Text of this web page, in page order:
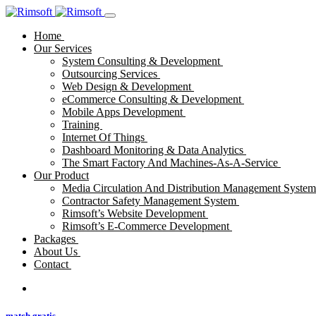
Home
Our Services
System Consulting & Development
Outsourcing Services
Web Design & Development
eCommerce Consulting & Development
Mobile Apps Development
Training
Internet Of Things
Dashboard Monitoring & Data Analytics
The Smart Factory And Machines-As-A-Service
Our Product
Media Circulation And Distribution Management
Contractor Safety Management System
Rimsoft’s Website Development
Rimsoft’s E-Commerce Development
Packages
About Us
Contact